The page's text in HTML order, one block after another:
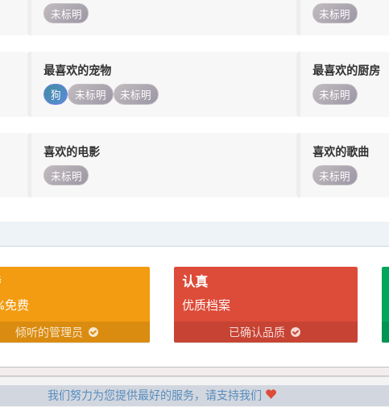
未标明 未标明
最喜欢的宠物
狗 未标明 未标明
最喜欢的厨房
未标明
喜欢的电影
未标明
喜欢的歌曲
未标明
免费
倾听的管理员
认真
优质档案
已确认品质
我们努力为您提供最好的服务，请支持我们